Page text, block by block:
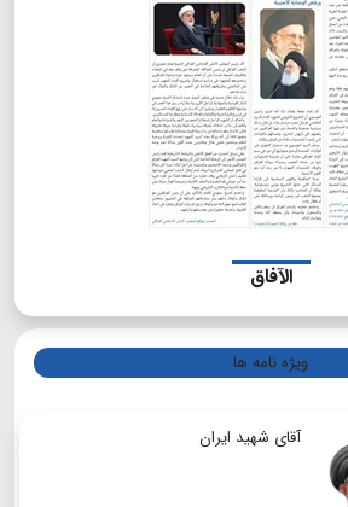
الآفاق
ویژه نامه ها
آقای شهید ایران